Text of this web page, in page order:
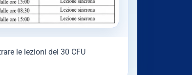
le lezioni del 30 CFU